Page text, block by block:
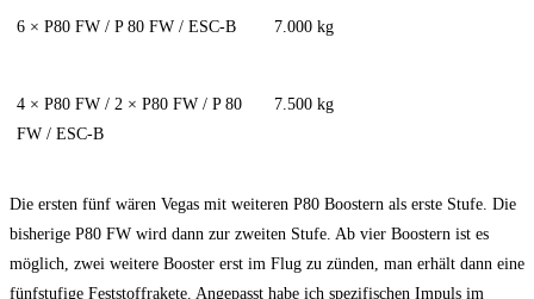
6 × P80 FW / P 80 FW / ESC-B 7.000 kg
4 × P80 FW / 2 × P80 FW / P 80
FW / ESC-B
7.500 kg
Die ersten fünf wären Vegas mit weiteren P80 Boostern als erste Stufe. Die
bisherige P80 FW wird dann zur zweiten Stufe. Ab vier Boostern ist es
möglich, zwei weitere Booster erst im Flug zu zünden, man erhält dann eine
fünfstufige Feststoffrakete. Angepasst habe ich spezifischen Impuls im